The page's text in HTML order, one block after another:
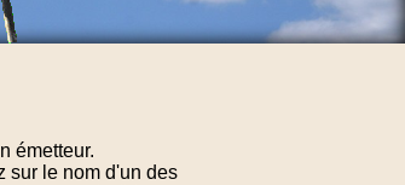
émetteur.
sur le nom d'un des